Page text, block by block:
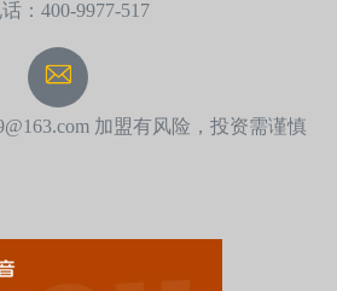
：400-9977-517
加盟有风险，投资需谨慎